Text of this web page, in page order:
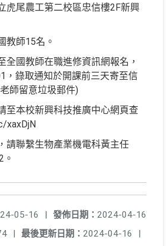
虎尾農工第二校區忠信樓2F新興
教師15名。
全國教師在職進修資訊網報名，
，錄取通知於開課前三天寄至信
師留意垃圾郵件)
至本校新興科技推廣中心網頁查
xaxDjN
請聯繫生物產業機電科黃主任
發佈日期： 2024-04-16
05-16
|
最後更新日期： 2024-04-16 |
|